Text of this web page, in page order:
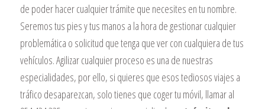
de poder hacer cualquier trámite que necesites en tu nombre.
Seremos tus pies y tus manos a la hora de gestionar cualquier
problemática o solicitud que tenga que ver con cualquiera de tus
vehículos. Agilizar cualquier proceso es una de nuestras
especialidades, por ello, si quieres que esos tediosos viajes a
tráfico desaparezcan, solo tienes que coger tu móvil, llamar al